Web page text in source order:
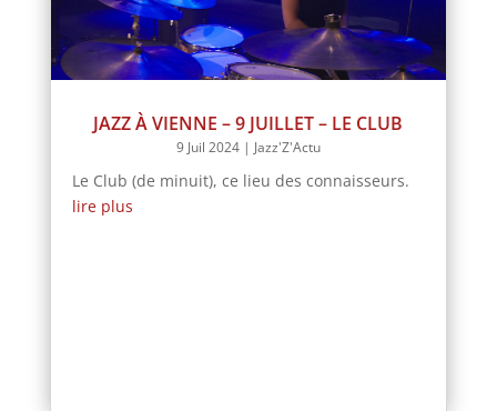
JAZZ À VIENNE – 9 JUILLET – LE CLUB
9 Juil 2024| Jazz'Z'Actu
Le Club (de minuit), ce lieu des connaisseurs.
lire plus